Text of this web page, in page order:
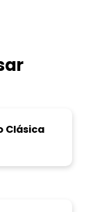
Clásica